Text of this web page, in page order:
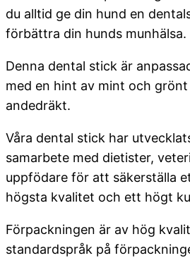
du alltid ge din hund en
förbättra din hunds munhälsa.
Denna dental stick är
med en hint av mint och
andedräkt.
Våra dental stick har
samarbete med dietister,
uppfödare för att säkerställa
högsta kvalitet och ett högt
Förpackningen är av hög
standardspråk på